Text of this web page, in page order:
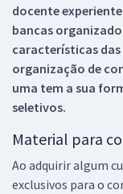
docente
bancas
características
organização de
uma tem a sua
seletivos.
Material para
Ao adquirir algum
exclusivos para o